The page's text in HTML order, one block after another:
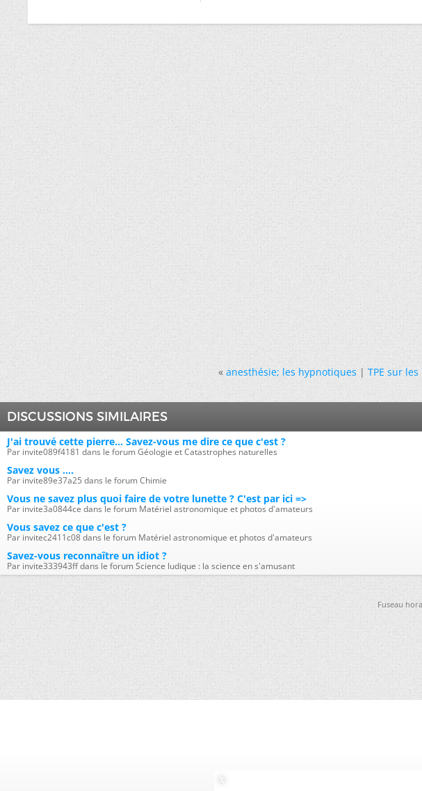
« anesthésie; les hypnotiques|TPE sur
DISCUSSIONS SIMILAIRES
J'ai trouvé cette pierre... Savez-vous me dire ce que c'est ?
Par invite089f4181 dans le forum Géologie et Catastrophes naturelles
Savez vous ....
Par invite89e37a25 dans le forum Chimie
Vous ne savez plus quoi faire de votre lunette ? C'est par ici =>
Par invite3a0844ce dans le forum Matériel astronomique et photos d'amateurs
Vous savez ce que c'est ?
Par invitec2411c08 dans le forum Matériel astronomique et photos d'amateurs
Savez-vous reconnaître un idiot ?
Par invite333943ff dans le forum Science ludique : la science en s'amusant
Fuseau